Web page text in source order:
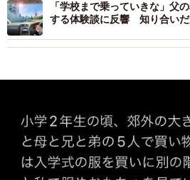
「学校まで乗っていきな」父
する体験談に反響 知り合い